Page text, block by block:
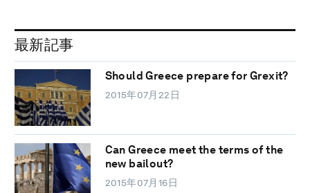
最新記事
Should Greece prepare for Grexit?
2015年07月22日
Can Greece meet the terms of the
new bailout?
2015年07月16日